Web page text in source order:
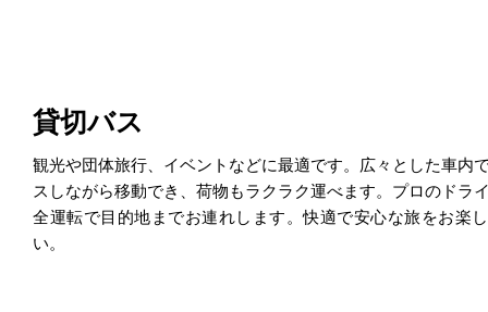
貸切バス
観光や団体旅行、イベントなどに最適です。広々とした車内
スしながら移動でき、荷物もラクラク運べます。プロのドラ
全運転で目的地までお連れします。快適で安心な旅をお楽
い。